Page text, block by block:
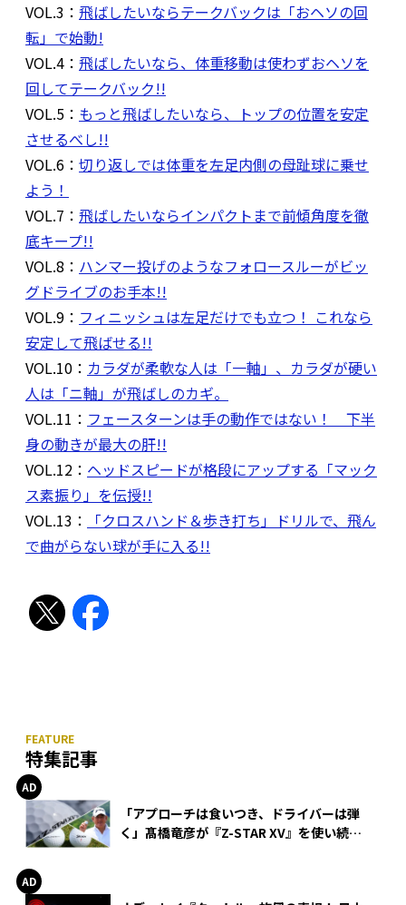
VOL.3： 飛ばしたいならテークバックは「おヘソの回
転」で始動!
VOL.4： 飛ばしたいなら、体重移動は使わずおヘソを
回してテークバック!!
VOL.5： もっと飛ばしたいなら、トップの位置を安定
させるべし!!
VOL.6： 切り返しでは体重を左足内側の母趾球に乗せ
よう！
VOL.7： 飛ばしたいならインパクトまで前傾角度を徹
底キープ!!
VOL.8： ハンマー投げのようなフォロースルーがビッ
グドライブのお手本!!
VOL.9： フィニッシュは左足だけでも立つ！ これなら
安定して飛ばせる!!
VOL.10： カラダが柔軟な人は「一軸」、カラダが硬い
人は「ニ軸」が飛ばしのカギ。
VOL.11： フェースターンは手の動作ではない！ 下半
身の動きが最大の肝!!
VOL.12： ヘッドスピードが格段にアップする「マック
ス素振り」を伝授!!
VOL.13：
「クロスハンド＆歩き打ち」ドリルで、飛ん
で曲がらない球が手に入る!!
特集記事
「アプローチは食いつき、ドライバーは弾
く」髙橋竜彦が『Z-STAR XV』を使い続け